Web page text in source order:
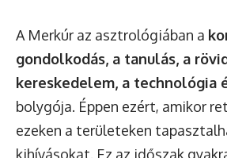
A Merkúr az asztrológiában a
gondolkodás, a tanulás, a
kereskedelem, a technológia
bolygója. Éppen ezért, amikor
ezeken a területeken
kihívásokat. Ez az időszak